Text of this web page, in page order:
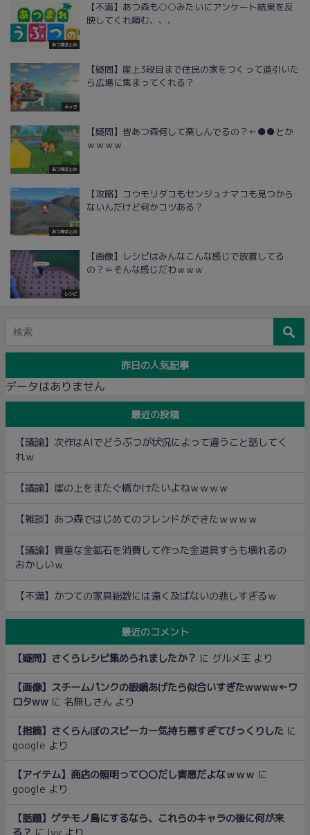
あつ森まとめ
【不満】あつ森も○○みたいにアンケート結果を反
映してくれ頼む、、、
キャラ
【疑問】崖上3段目まで住民の家をつくって道引いた
ら広場に集まってくれる？
あつ森まとめ
【疑問】皆あつ森何して楽しんでるの？←●●とか
ｗｗｗｗ
あつ森まとめ
【攻略】コウモリダコもセンジュナマコも見つから
ないんだけど何かコツある？
レシピ
【画像】レシピはみんなこんな感じで放置してる
の？⇐そんな感じだわｗｗｗ
昨日の人気記事
データはありません
最近の投稿
【議論】次作はAIでどうぶつが状況によって違うこと話してく
れｗ
【議論】崖の上をまたぐ橋かけたいよねｗｗｗｗ
【雑談】あつ森ではじめてのフレンドができたｗｗｗｗ
【議論】貴重な金鉱石を消費して作った金道具すらも壊れるの
おかしいｗ
【不満】かつての家具総数には遠く及ばないの悲しすぎるｗ
最近のコメント
【疑問】さくらレシピ集められましたか？ に グルメ王 より
【画像】スチームパンクの眼鏡あげたら似合いすぎたwwww←ワ
ロタww に 名無しさん より
【指摘】さくらんぼのスピーカー気持ち悪すぎてびっくりした に
google より
【アイテム】商店の照明って〇〇だし害悪だよなｗｗｗ に
google より
【話題】ゲテモノ島にするなら、これらのキャラの後に何が来